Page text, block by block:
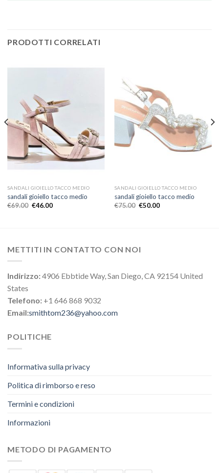
PRODOTTI CORRELATI
SANDALI GIOIELLO TACCO MEDIO
sandali gioiello tacco medio
€69.00 €46.00
SANDALI GIOIELLO TACCO MEDIO
sandali gioiello tacco medio
€75.00 €50.00
METTITI IN CONTATTO CON NOI
Indirizzo:4906 Ebbtide Way, San Diego, CA 92154 United
States
Telefono: +1 646 868 9032
Email:smithtom236@yahoo.com
POLITICHE
Informativa sulla privacy
Politica di rimborso e reso
Termini e condizioni
Informazioni
METODO DI PAGAMENTO